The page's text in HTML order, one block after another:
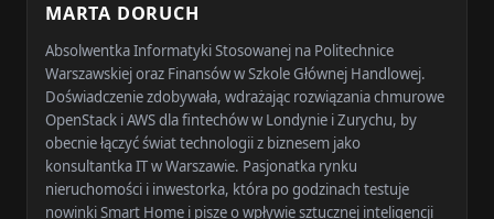
MARTA DORUCH
Absolwentka Informatyki Stosowanej na Politechnice
Warszawskiej oraz Finansów w Szkole Głównej Handlowej.
Doświadczenie zdobywała, wdrażając rozwiązania chmurowe
OpenStack i AWS dla fintechów w Londynie i Zurychu, by
obecnie łączyć świat technologii z biznesem jako
konsultantka IT w Warszawie. Pasjonatka rynku
nieruchomości i inwestorka, która po godzinach testuje
nowinki Smart Home i pisze o wpływie sztucznej inteligencji